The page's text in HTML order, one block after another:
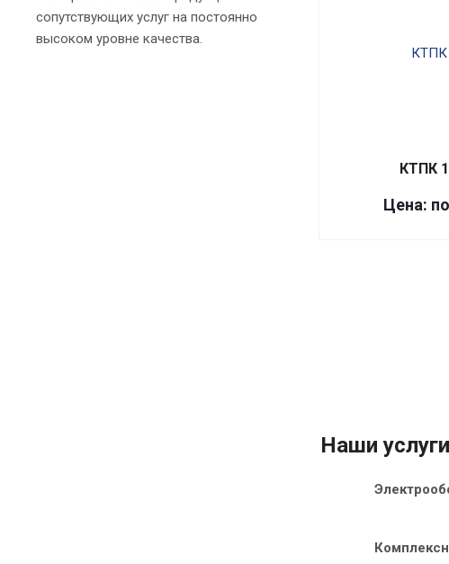
КТПК
Цена:
Наши услуги
сопутствующих услуг на постоянно
высоком уровне качества.